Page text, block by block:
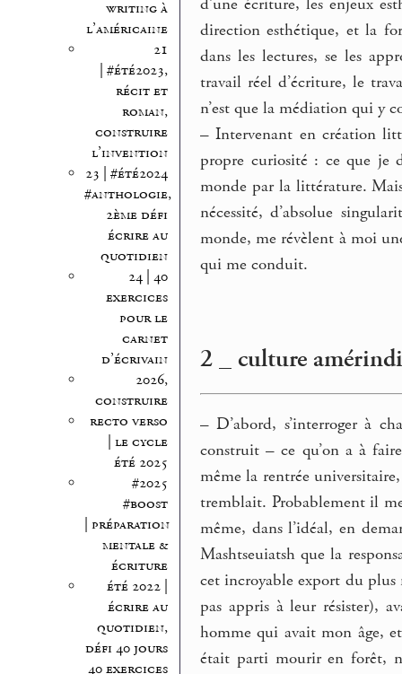
writing à
l’américaine
21
| #été2023,
récit et
roman,
construire
l’invention
23 | #été2024
#anthologie,
2ème défi
écrire au
quotidien
24 | 40
exercices
pour le
carnet
d’écrivain
2026,
construire
recto verso
| le cycle
été 2025
#2025
#boost
| préparation
mentale &
écriture
été 2022 |
écrire au
quotidien,
défi 40 jours
40 exercices
d’une écriture, les enjeux
direction esthétique, et la
dans les lectures, se les
travail réel d’écriture, le
n’est que la médiation qui y
– Intervenant en création
propre curiosité : ce que je
monde par la littérature.
nécessité, d’absolue
monde, me révèlent à moi
qui me conduit.
2 _ culture
– D’abord, s’interroger à
construit – ce qu’on a à
même la rentrée
tremblait. Probablement il
même, dans l’idéal, en
Mashtseuiatsh que la
cet incroyable export du plus
pas appris à leur résister),
homme qui avait mon âge,
était parti mourir en forêt,